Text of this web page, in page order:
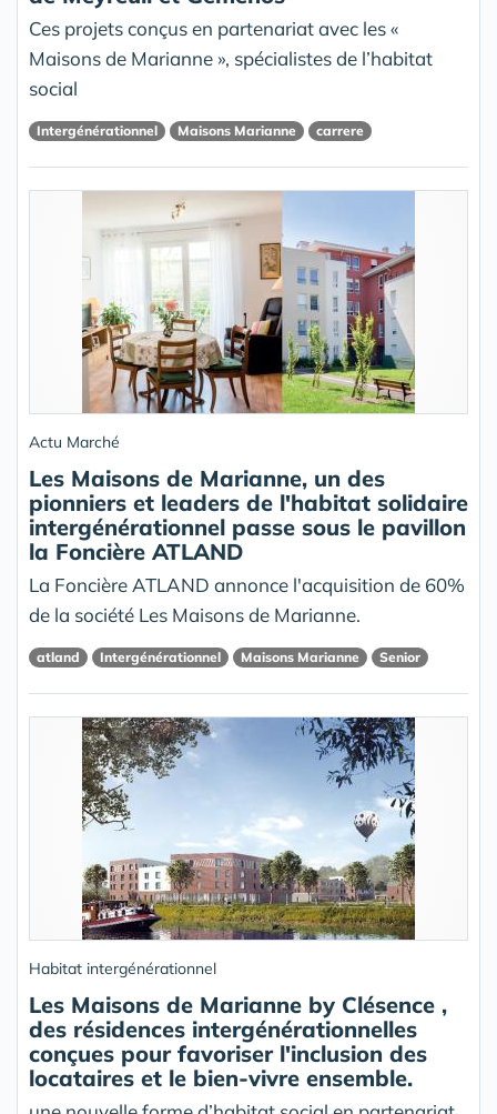
Ces projets conçus en partenariat avec les «
Maisons de Marianne », spécialistes de l’habitat
social
Intergénérationnel Maisons Marianne carrere
Actu Marché
Les Maisons de Marianne, un des
pionniers et leaders de l'habitat solidaire
intergénérationnel passe sous le pavillon
la Foncière ATLAND
La Foncière ATLAND annonce l'acquisition de 60%
de la société Les Maisons de Marianne.
atland Intergénérationnel Maisons Marianne Senior
Habitat intergénérationnel
Les Maisons de Marianne by Clésence ,
des résidences intergénérationnelles
conçues pour favoriser l'inclusion des
locataires et le bien-vivre ensemble.